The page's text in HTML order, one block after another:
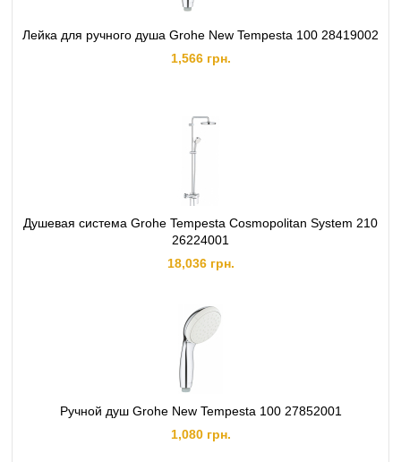
Лейка для ручного душа Grohe New Tempesta 100 28419002
1,566 грн.
Душевая система Grohe Tempesta Cosmopolitan System 210
26224001
18,036 грн.
Ручной душ Grohe New Tempesta 100 27852001
1,080 грн.